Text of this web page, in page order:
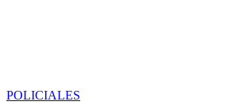
POLICIALES